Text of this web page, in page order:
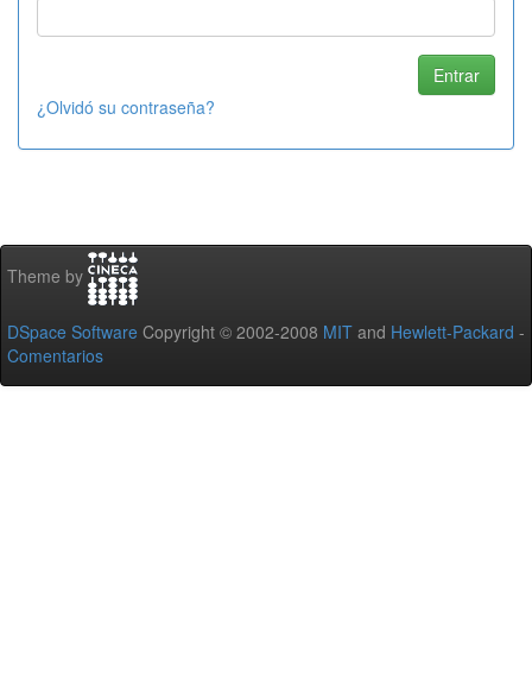
¿Olvidó su contraseña?
Theme by
DSpace Software Copyright © 2002-2008 MIT and Hewlett-Packard -
Comentarios